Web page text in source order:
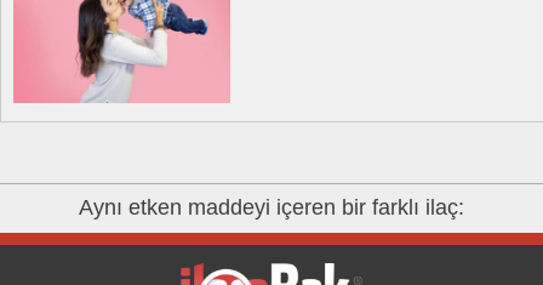
Aynı etken maddeyi içeren bir farklı ilaç: